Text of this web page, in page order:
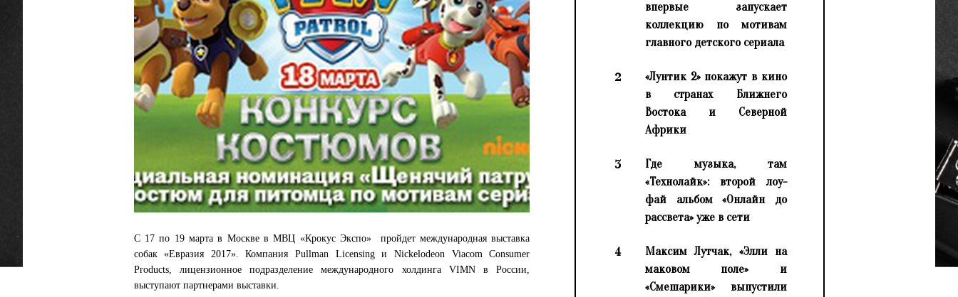
С 17 по 19 марта в Москве в МВЦ «Крокус Экспо» пройдет международная выставка
собак «Евразия 2017». Компания Pullman Licensing и Nickelodeon Viacom Consumer
Products, лицензионное подразделение международного холдинга VIMN в России,
выступают партнерами выставки.
впервые запускает
коллекцию по мотивам
главного детского сериала
2
«Лунтик 2» покажут в кино
в странах Ближнего
Востока и Северной
Африки
3
Где музыка, там
«Технолайк»: второй лоу-
фай альбом «Онлайн до
рассвета» уже в сети
4
Максим Лутчак, «Элли на
маковом поле» и
«Смешарики» выпустили